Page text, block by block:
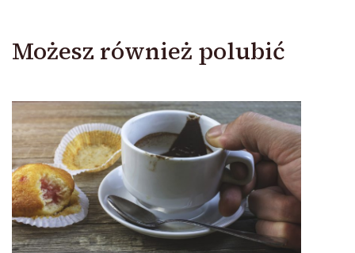
Możesz również polubić